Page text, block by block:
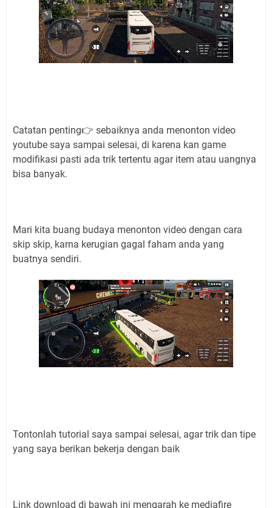
Catatan penting👉 sebaiknya anda menonton video
youtube saya sampai selesai, di karena kan game
modifikasi pasti ada trik tertentu agar item atau uangnya
bisa banyak.
Mari kita buang budaya menonton video dengan cara
skip skip, karna kerugian gagal faham anda yang
buatnya sendiri.
Tontonlah tutorial saya sampai selesai, agar trik dan tipe
yang saya berikan bekerja dengan baik
Link download di bawah ini mengarah ke mediafire